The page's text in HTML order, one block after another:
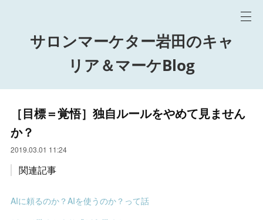
サロンマーケター岩田のキャ
リア＆マーケBlog
［目標＝覚悟］独自ルールをやめて見ません
か？
2019.03.01 11:24
関連記事
AIに頼るのか？AIを使うのか？って話